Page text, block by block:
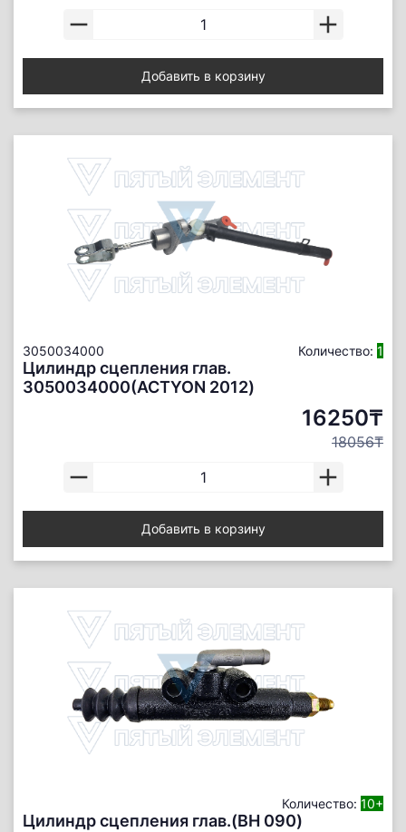
Добавить в корзину
3050034000 Количество: 1
Цилиндр сцепления глав.
3050034000(ACTYON 2012)
16250₸
18056₸
Добавить в корзину
Количество: 10+
Цилиндр сцепления глав.(BH 090)